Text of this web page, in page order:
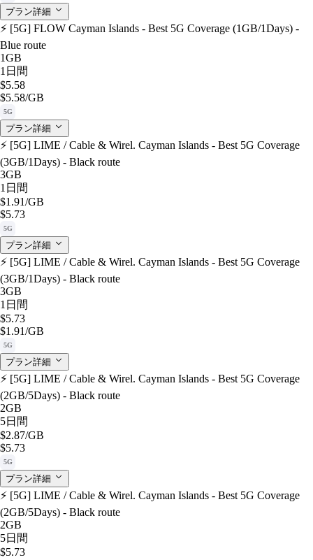
プラン詳細
⚡️ [5G] FLOW Cayman Islands - Best 5G Coverage (1GB/1Days) -
Blue route
1GB
1日間
$5.58
$5.58/GB
5G
プラン詳細
⚡️ [5G] LIME / Cable & Wirel. Cayman Islands - Best 5G Coverage
(3GB/1Days) - Black route
3GB
1日間
$1.91/GB
$5.73
5G
プラン詳細
⚡️ [5G] LIME / Cable & Wirel. Cayman Islands - Best 5G Coverage
(3GB/1Days) - Black route
3GB
1日間
$5.73
$1.91/GB
5G
プラン詳細
⚡️ [5G] LIME / Cable & Wirel. Cayman Islands - Best 5G Coverage
(2GB/5Days) - Black route
2GB
5日間
$2.87/GB
$5.73
5G
プラン詳細
⚡️ [5G] LIME / Cable & Wirel. Cayman Islands - Best 5G Coverage
(2GB/5Days) - Black route
2GB
5日間
$5.73